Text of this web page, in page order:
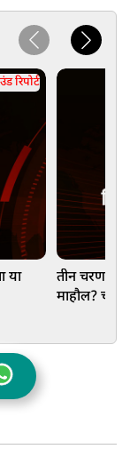
रिपोर्ट
या
तीन चरण के
माहौल? चाय